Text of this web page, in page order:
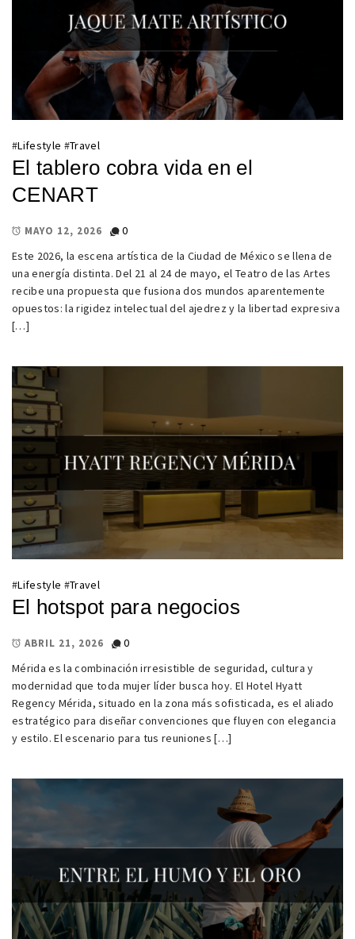
#Lifestyle #Travel
El tablero cobra vida en el
CENART
MAYO 12, 2026
0
Este 2026, la escena artística de la Ciudad de México se llena de
una energía distinta. Del 21 al 24 de mayo, el Teatro de las Artes
recibe una propuesta que fusiona dos mundos aparentemente
opuestos: la rigidez intelectual del ajedrez y la libertad expresiva
[…]
#Lifestyle #Travel
El hotspot para negocios
ABRIL 21, 2026
0
Mérida es la combinación irresistible de seguridad, cultura y
modernidad que toda mujer líder busca hoy. El Hotel Hyatt
Regency Mérida, situado en la zona más sofisticada, es el aliado
estratégico para diseñar convenciones que fluyen con elegancia
y estilo. El escenario para tus reuniones […]